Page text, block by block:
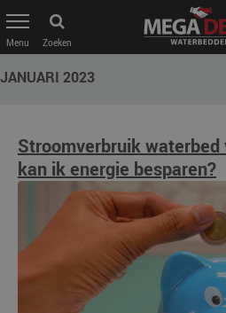
Zoeken
JANUARI 2023
Stroomverbruik waterbed
kan ik energie besparen?